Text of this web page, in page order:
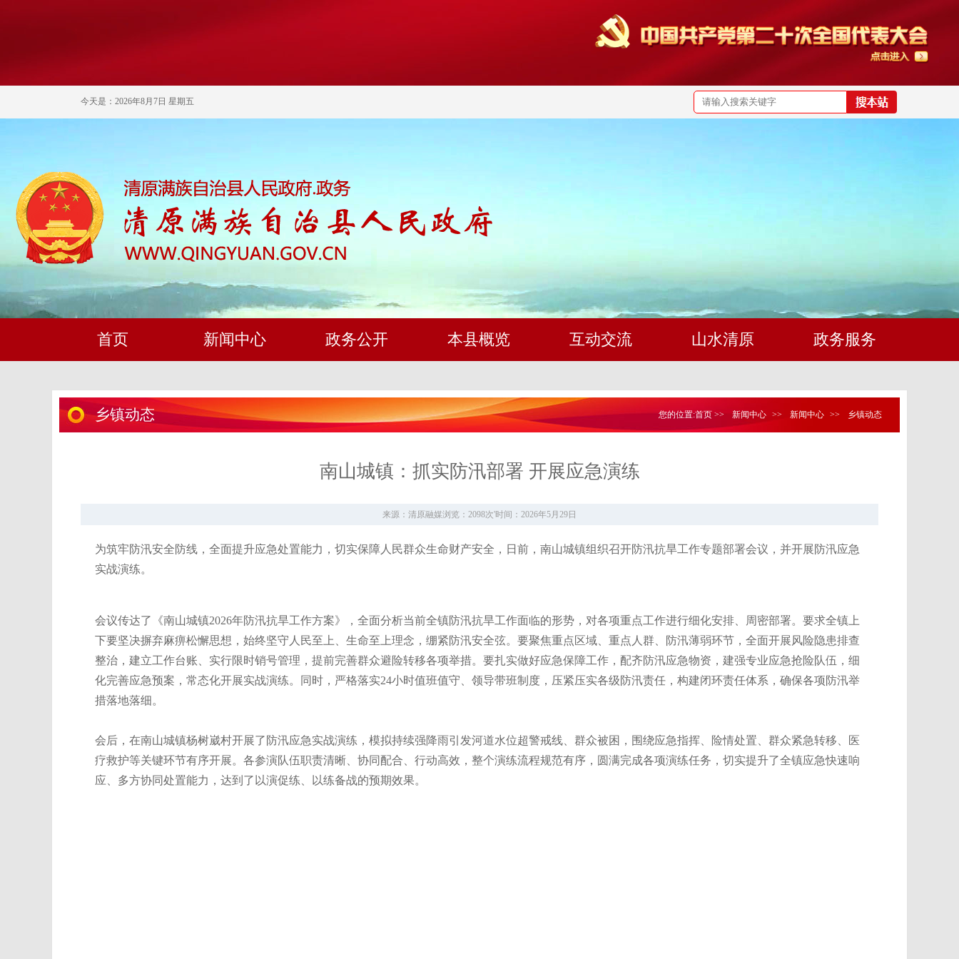
今天是：2026年8月7日 星期五
首页 新闻中心 政务公开 本县概览 互动交流 山水清原 政务服务
乡镇动态 您的位置:首页 >> 新闻中心 >> 新闻中心 >> 乡镇动态
南山城镇：抓实防汛部署 开展应急演练
来源：​​清原融媒浏览：2098次'时间：2026年5月29日
为筑牢防汛安全防线，全面提升应急处置能力，切实保障人民群众生命财产安全，日前，南山城镇组织召开防汛抗旱工作专题部署会议，并开展防汛应急
实战演练。
会议传达了《南山城镇2026年防汛抗旱工作方案》，全面分析当前全镇防汛抗旱工作面临的形势，对各项重点工作进行细化安排、周密部署。要求全镇上
下要坚决摒弃麻痹松懈思想，始终坚守人民至上、生命至上理念，绷紧防汛安全弦。要聚焦重点区域、重点人群、防汛薄弱环节，全面开展风险隐患排查
整治，建立工作台账、实行限时销号管理，提前完善群众避险转移各项举措。要扎实做好应急保障工作，配齐防汛应急物资，建强专业应急抢险队伍，细
化完善应急预案，常态化开展实战演练。同时，严格落实24小时值班值守、领导带班制度，压紧压实各级防汛责任，构建闭环责任体系，确保各项防汛举
措落地落细。
会后，在南山城镇杨树崴村开展了防汛应急实战演练，模拟持续强降雨引发河道水位超警戒线、群众被困，围绕应急指挥、险情处置、群众紧急转移、医
疗救护等关键环节有序开展。各参演队伍职责清晰、协同配合、行动高效，整个演练流程规范有序，圆满完成各项演练任务，切实提升了全镇应急快速响
应、多方协同处置能力，达到了以演促练、以练备战的预期效果。